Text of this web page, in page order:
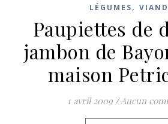
LÉGUMES,
Paupiettes de
jambon de
maison
1 avril 2009 /Aucun